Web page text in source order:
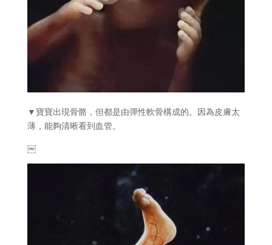
▼寶寶出現骨骼，但都是由彈性軟骨構成的。因為皮膚太
薄，能夠清晰看到血管。
￼